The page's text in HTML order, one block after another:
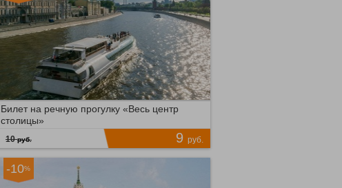
Китай-город
Билет на речную прогулку «Весь центр
столицы»
10руб. 9 руб.
-10%